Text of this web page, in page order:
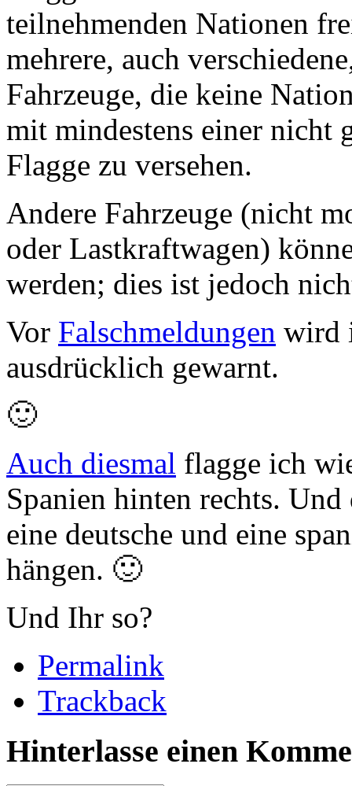
teilnehmenden Nationen
mehrere, auch
Fahrzeuge, die keine
mit mindestens einer nicht
Flagge zu versehen.
Andere Fahrzeuge (nicht
oder Lastkraftwagen)
werden; dies ist jedoch
Vor Falschmeldungen wird
ausdrücklich gewarnt.
🙂
Auch diesmal flagge ich
Spanien hinten rechts.
eine deutsche und eine
hängen. 🙂
Und Ihr so?
Permalink
Trackback
Hinterlasse einen